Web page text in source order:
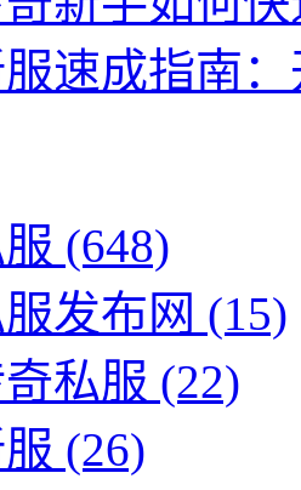
速成指南
(648)
发布网 (15)
私服 (22)
(26)